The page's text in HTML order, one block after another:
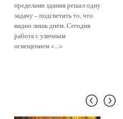
пределами здания решал одну
задачу – подсветить то, что
видно лишь днём. Сегодня
работа с уличным
освещением <...>